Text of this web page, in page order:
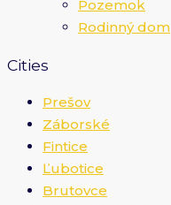
Pozemok
Rodinný dom
Cities
Prešov
Záborské
Fintice
Ľubotice
Brutovce